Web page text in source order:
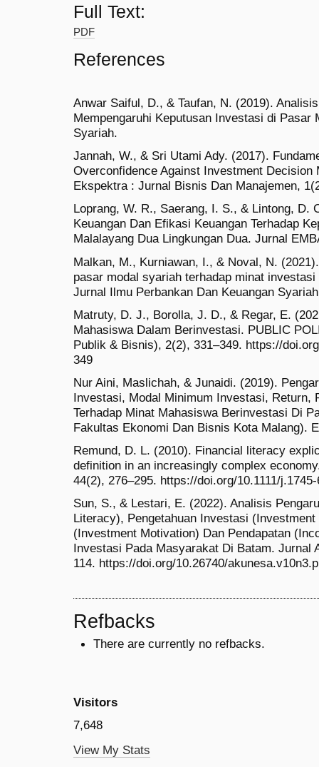
Full Text:
PDF
References
Anwar Saiful, D., & Taufan, N. (2019).
Mempengaruhi Keputusan Investasi di Pasar
Syariah.
Jannah, W., & Sri Utami Ady. (2017).
Overconfidence Against Investment
Ekspektra : Jurnal Bisnis Dan Manajemen,
Loprang, W. R., Saerang, I. S., & Lintong, D.
Keuangan Dan Efikasi Keuangan Terhadap
Malalayang Dua Lingkungan Dua. Jurnal
Malkan, M., Kurniawan, I., & Noval, N.
pasar modal syariah terhadap minat
Jurnal Ilmu Perbankan Dan Keuangan
Matruty, D. J., Borolla, J. D., & Regar, E.
Mahasiswa Dalam Berinvestasi. PUBLIC
Publik & Bisnis), 2(2), 331–349. https://
349
Nur Aini, Maslichah, & Junaidi. (2019).
Investasi, Modal Minimum Investasi, Return,
Terhadap Minat Mahasiswa Berinvestasi Di
Fakultas Ekonomi Dan Bisnis Kota Malang).
Remund, D. L. (2010). Financial literacy
definition in an increasingly complex
44(2), 276–295. https://doi.org/10.1111/
Sun, S., & Lestari, E. (2022). Analisis
Literacy), Pengetahuan Investasi
(Investment Motivation) Dan Pendapatan
Investasi Pada Masyarakat Di Batam. Jurnal
114. https://doi.org/10.26740/
Refbacks
There are currently no refbacks.
Visitors
7,648
View My Stats